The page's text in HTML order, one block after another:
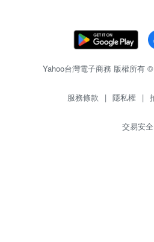
Yahoo台灣電子商務 版權所有
服務條款 | 隱私權 |
交易安全